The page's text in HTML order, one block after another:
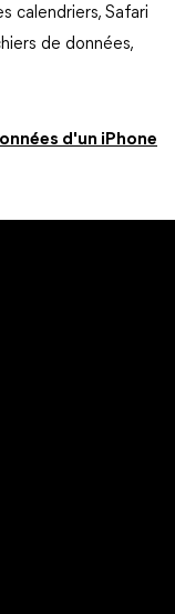
calendriers, Safari
de données,
d'un iPhone